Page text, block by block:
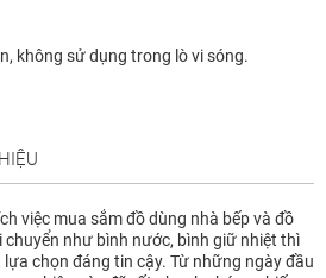
không sử dụng trong lò vi sóng.
việc mua sắm đồ dùng nhà bếp và đồ
chuyển như bình nước, bình giữ nhiệt thì
lựa chọn đáng tin cậy. Từ những ngày đầu